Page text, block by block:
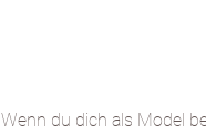
Wenn du dich als Model